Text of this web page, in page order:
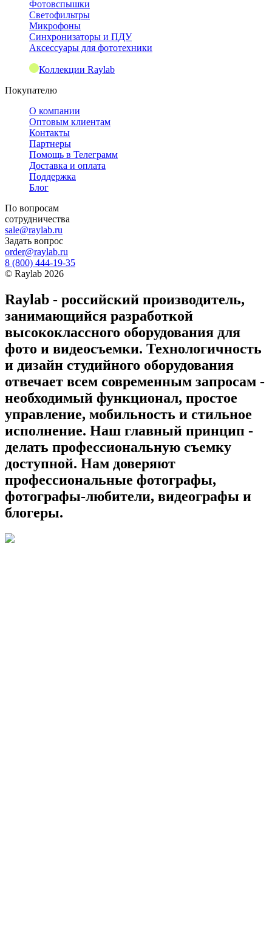
Фотовспышки
Светофильтры
Микрофоны
Синхронизаторы и ПДУ
Аксессуары для фототехники
Коллекции Raylab
Покупателю
О компании
Оптовым клиентам
Контакты
Партнеры
Помощь в Телеграмм
Доставка и оплата
Поддержка
Блог
По вопросам
сотрудничества
sale@raylab.ru
Задать вопрос
order@raylab.ru
8 (800) 444-19-35
© Raylab 2026
Raylab - российский производитель,
занимающийся разработкой
высококлассного оборудования для
фото и видеосъемки. Технологичность
и дизайн студийного оборудования
отвечает всем современным запросам -
необходимый функционал, простое
управление, мобильность и стильное
исполнение. Наш главный принцип -
делать профессиональную съемку
доступной. Нам доверяют
профессиональные фотографы,
фотографы-любители, видеографы и
блогеры.